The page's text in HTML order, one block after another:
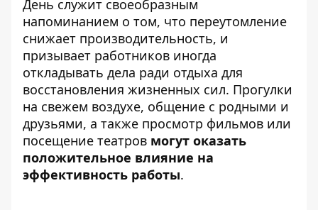
День служит своеобразным
напоминанием о том, что переутомление
снижает производительность, и
призывает работников иногда
откладывать дела ради отдыха для
восстановления жизненных сил. Прогулки
на свежем воздухе, общение с родными и
друзьями, а также просмотр фильмов или
посещение театров могут оказать
положительное влияние на
эффективность работы.